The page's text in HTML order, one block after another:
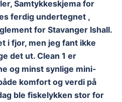
Samtykkeskjema for
ferdig undertegnet ,
for Stavanger Ishall.
i fjor, men jeg fant ikke
det ut. Clean 1 er
og minst synlige mini-
komfort og verdi på
ble fiskelykken stor for